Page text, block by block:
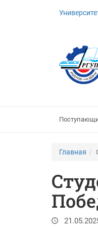
Главная